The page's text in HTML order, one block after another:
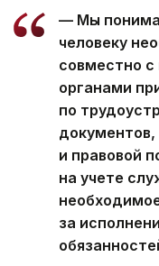
— Мы
человеку
совместно
органами
по
и правовой
на учете
за